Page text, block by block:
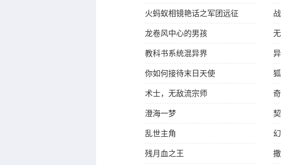
火蚂蚁相镜艳话之军团远征
龙卷风中心的男孩
教科书系统混异界
你如何接待末日天使
术士，无敌流宗师
澄海一梦
乱世主角
残月血之王